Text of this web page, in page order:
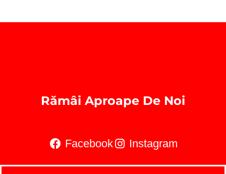
Rămâi Aproape De Noi
Facebook Instagram